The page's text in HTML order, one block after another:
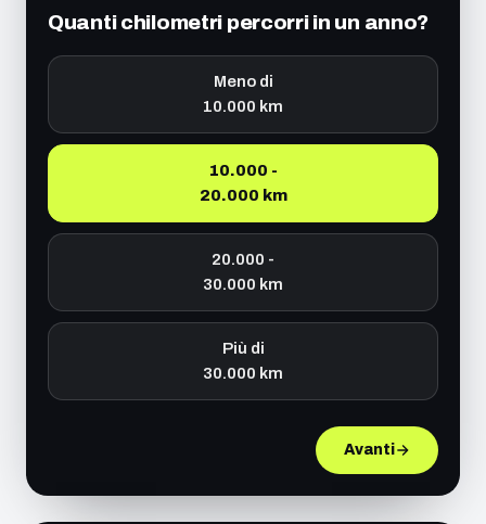
Quanti chilometri percorri in un anno?
Meno di
10.000 km
10.000 -
20.000 km
20.000 -
30.000 km
Più di
30.000 km
Avanti